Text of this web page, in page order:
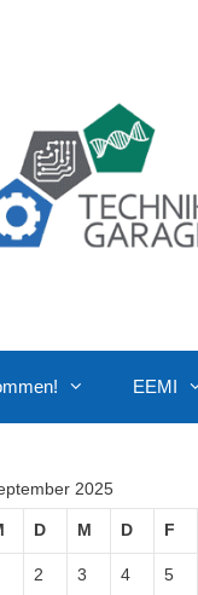
EEMI
2025
D M D F
2 3 4 5